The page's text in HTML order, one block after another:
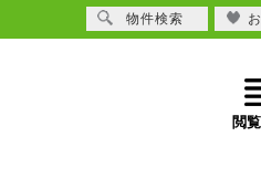
閲
物件検索